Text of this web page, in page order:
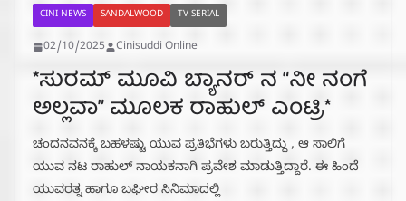
CINI NEWS SANDALWOOD TV SERIAL
02/10/2025 Cinisuddi Online
*ಸುರಮ್ ಮೂವಿ ಬ್ಯಾನರ್ ನ “ನೀ ನಂಗೆ
ಅಲ್ಲವಾ” ಮೂಲಕ ರಾಹುಲ್ ಎಂಟ್ರಿ*
ಚಂದನವನಕ್ಕೆ ಬಹಳಷ್ಟು ಯುವ ಪ್ರತಿಭೆಗಳು ಬರುತ್ತಿದ್ದು , ಆ ಸಾಲಿಗೆ
ಯುವ ನಟ ರಾಹುಲ್ ನಾಯಕನಾಗಿ ಪ್ರವೇಶ ಮಾಡುತ್ತಿದ್ದಾರೆ. ಈ ಹಿಂದೆ
ಯುವರತ್ನ ಹಾಗೂ ಬಘೀರ ಸಿನಿಮಾದಲ್ಲಿ